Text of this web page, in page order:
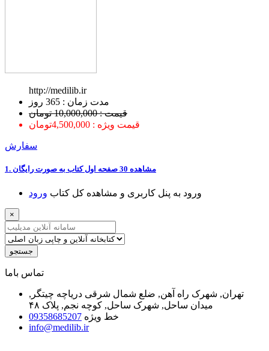
http://medilib.ir
ﻣﺪﺕ ﺯﻣﺎﻥ : 365 ﺭﻭﺯ
قیمت : 10,000,000 تومان
قیمت ویژه : 4,500,000تومان
سفارش
1. ﻣﺸﺎﻫﺪﻩ 30 ﺻﻔﺤﻪ اﻭﻝ ﮐﺘﺎﺏ ﺑﻪ ﺻﻮﺭﺕ ﺭاﯾﮕﺎﻥ
ﻭﺭﻭﺩ ﺑﻪ ﭘﻨﻞ ﮐﺎﺭﺑﺮﯼ ﻭ ﻣﺸﺎﻫﺪﻩ ﮐﻞ ﮐﺘﺎﺏ ﻭﺭﻭﺩ
×
جستجو
ﺗﻤﺎﺱ ﺑﺎﻣﺎ
تهران, شهرک راه آهن, ضلع شمال شرقی دریاچه چیتگر,
میدان ساحل, شهرک ساحل, کوچه نجم, پلاک ۴۸
خط ویژه 09358685207
info@medilib.ir